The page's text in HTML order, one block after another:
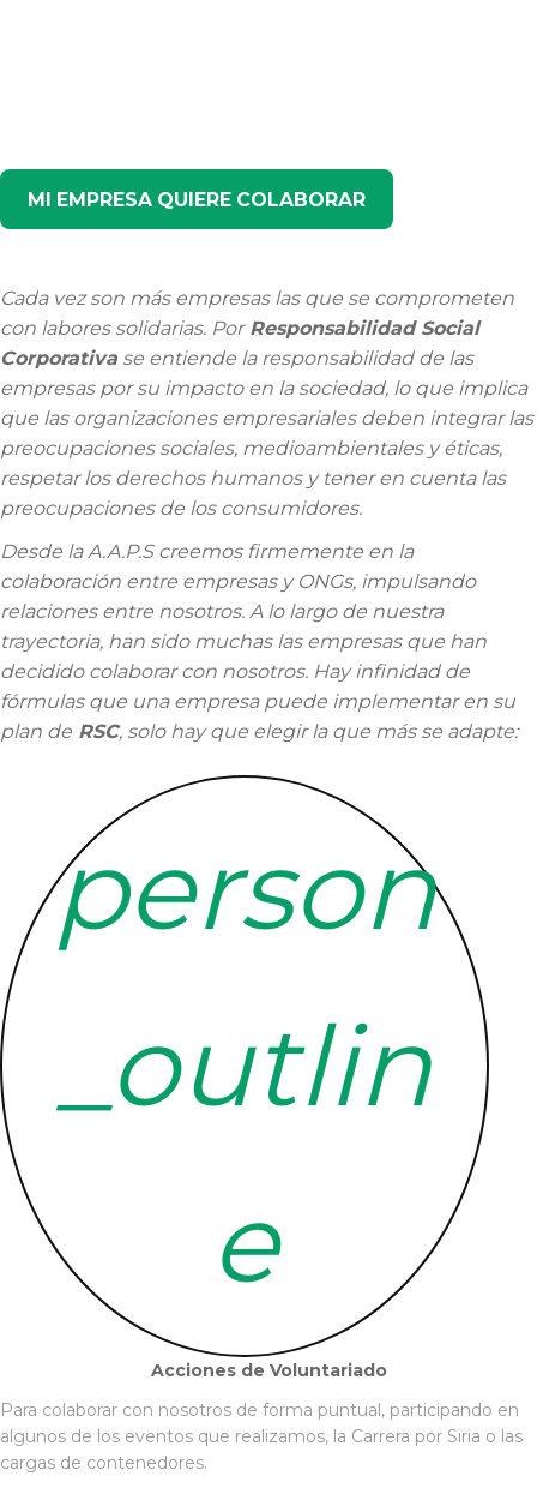
MI EMPRESA QUIERE COLABORAR
Cada vez son más empresas las que se comprometen
con labores solidarias. PorResponsabilidad Social
Corporativa se entiende la responsabilidad de las
empresas por su impacto en la sociedad, lo que implica
que las organizaciones empresariales deben integrar las
preocupaciones sociales, medioambientales y éticas,
respetar los derechos humanos y tener en cuenta las
preocupaciones de los consumidores.
Desde la A.A.P.S creemos firmemente en la
colaboración entre empresas y ONGs, impulsando
relaciones entre nosotros. A lo largo de nuestra
trayectoria, han sido muchas las empresas que han
decidido colaborar con nosotros. Hay infinidad de
fórmulas que una empresa puede implementar en su
plan de RSC, solo hay que elegir la que más se adapte:
person
_outlin
e
Acciones de Voluntariado
Para colaborar con nosotros de forma puntual, participando en
algunos de los eventos que realizamos, la Carrera por Siria o las
cargas de contenedores.